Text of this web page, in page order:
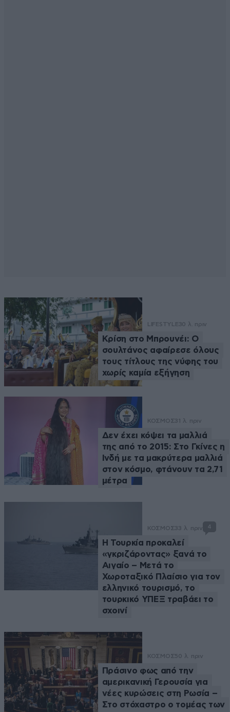
LIFESTYLE30 λ. πριν
Κρίση στο Μπρουνέι: Ο
σουλτάνος αφαίρεσε όλους
τους τίτλους της νύφης του
χωρίς καμία εξήγηση
ΚΟΣΜΟΣ31 λ. πριν
Δεν έχει κόψει τα μαλλιά
της από το 2015: Στο Γκίνες η
Ινδή με τα μακρύτερα μαλλιά
στον κόσμο, φτάνουν τα 2,71
μέτρα
ΚΟΣΜΟΣ33 λ. πριν 4
Η Τουρκία προκαλεί
«γκριζάροντας» ξανά το
Αιγαίο – Μετά το
Χωροταξικό Πλαίσιο για τον
ελληνικό τουρισμό, το
τουρκικό ΥΠΕΞ τραβάει το
σχοινί
ΚΟΣΜΟΣ50 λ. πριν
Πράσινο φως από την
αμερικανική Γερουσία για
νέες κυρώσεις στη Ρωσία –
Στο στόχαστρο ο τομέας των